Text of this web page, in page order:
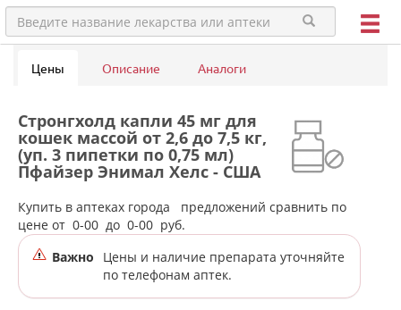
Цены Описание Аналоги
Стронгхолд капли 45 мг для
кошек массой от 2,6 до 7,5 кг,
(уп. 3 пипетки по 0,75 мл)
Пфайзер Энимал Хелс - США
в аптеках города Нижнего
Тагила
Купить в аптеках города
предложений сравнить по
цене от 0-00 до 0-00 руб.
Важно
Цены и наличие препарата уточняйте
по телефонам аптек.